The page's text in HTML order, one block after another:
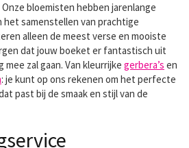
bloemisten hebben jarenlange
het samenstellen van prachtige
alleen de meest verse en mooiste
dat jouw boeket er fantastisch uit
mee zal gaan. Van kleurrijke gerbera’s en
: je kunt op ons rekenen om het perfecte
past bij de smaak en stijl van de